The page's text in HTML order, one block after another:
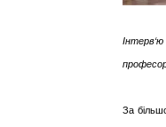
За